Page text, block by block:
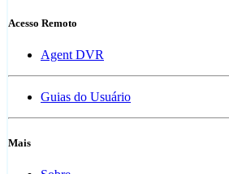
Acesso Remoto
Agent DVR
Guias do Usuário
Mais